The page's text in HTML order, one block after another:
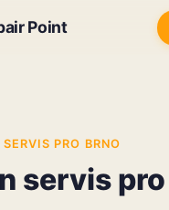
Point
PRO BRNO
servis